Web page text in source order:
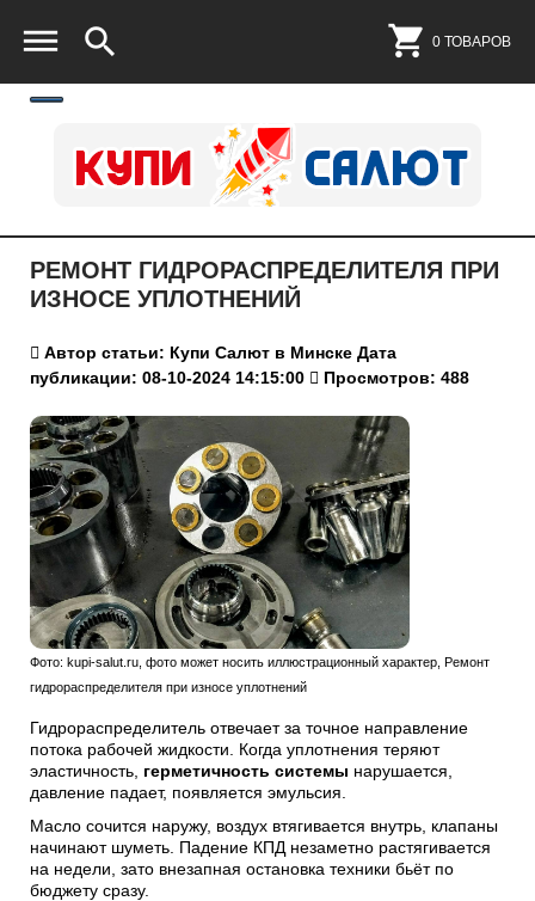
0 ТОВАРОВ
РЕМОНТ ГИДРОРАСПРЕДЕЛИТЕЛЯ ПРИ
ИЗНОСЕ УПЛОТНЕНИЙ
Автор статьи: Купи Салют в Минске Дата
публикации: 08-10-2024 14:15:00
Просмотров: 488
Фото: kupi-salut.ru, фото может носить иллюстрационный характер, Ремонт
гидрораспределителя при износе уплотнений
Гидрораспределитель отвечает за точное направление
потока рабочей жидкости. Когда уплотнения теряют
эластичность, герметичность системы нарушается,
давление падает, появляется эмульсия.
Масло сочится наружу, воздух втягивается внутрь, клапаны
начинают шуметь. Падение КПД незаметно растягивается
на недели, зато внезапная остановка техники бьёт по
бюджету сразу.